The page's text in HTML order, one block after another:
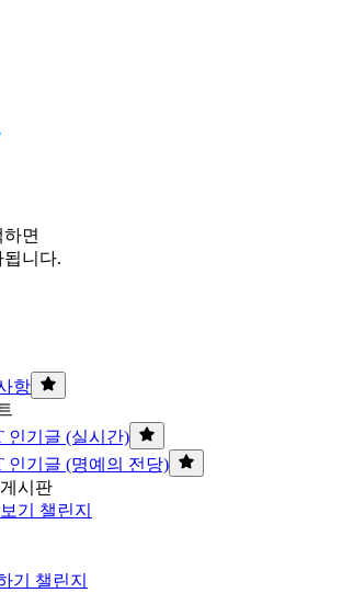
면
니다.
항
인기글 (실시간)
인기글 (명예의 전당)
시판
기 챌린지
기 챌린지